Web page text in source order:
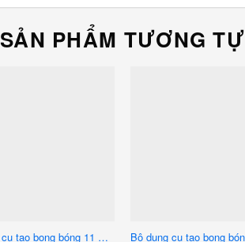
SẢN PHẨM TƯƠNG TỰ
Bộ dụng cụ tạo bong bóng 11 món (Size lớn)